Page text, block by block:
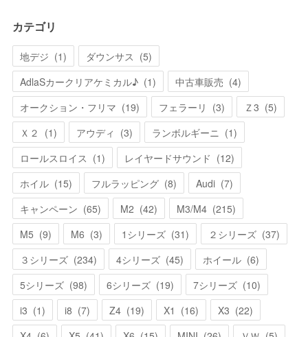
カテゴリ
地デジ (1) ダウンサス (5)
AdlaSカークリアケミカル♪ (1) 中古車販売 (4)
オークション・フリマ (19) フェラーリ (3) Ｚ3 (5)
Ｘ２ (1) アウディ (3) ランボルギーニ (1)
ロールスロイス (1) レイヤードサウンド (12)
ホイル (15) フルラッピング (8) Audi (7)
キャンペーン (65) M2 (42) M3/M4 (215)
M5 (9) M6 (3) 1シリーズ (31) ２シリーズ (37)
３シリーズ (234) 4シリーズ (45) ホイール (6)
5シリーズ (98) 6シリーズ (19) 7シリーズ (10)
i3 (1) i8 (7) Z4 (19) X1 (16) X3 (22)